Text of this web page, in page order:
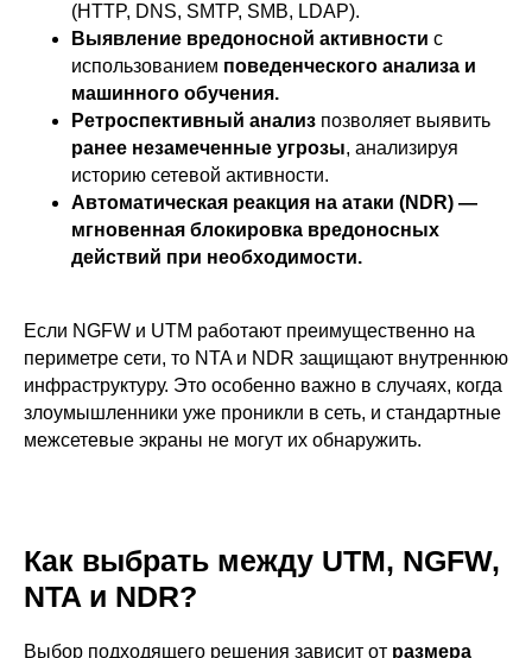
(HTTP, DNS, SMTP, SMB, LDAP).
Выявление вредоносной активности с
использованием поведенческого анализа и
машинного обучения.
Ретроспективный анализ позволяет выявить
ранее незамеченные угрозы, анализируя
историю сетевой активности.
Автоматическая реакция на атаки (NDR) —
мгновенная блокировка вредоносных
действий при необходимости.
Если NGFW и UTM работают преимущественно на
периметре сети, то NTA и NDR защищают внутреннюю
инфраструктуру. Это особенно важно в случаях, когда
злоумышленники уже проникли в сеть, и стандартные
межсетевые экраны не могут их обнаружить.
Как выбрать между UTM, NGFW,
NTA и NDR?
Выбор подходящего решения зависит от размера